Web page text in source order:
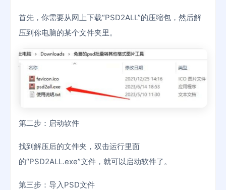
首先，你需要从网上下载“PSD2ALL”的压缩包，然后解
压到你电脑的某个文件夹里。
第二步：启动软件
找到解压后的文件夹，双击运行里面
的“PSD2ALL.exe”文件，就可以启动软件了。
第三步：导入PSD文件